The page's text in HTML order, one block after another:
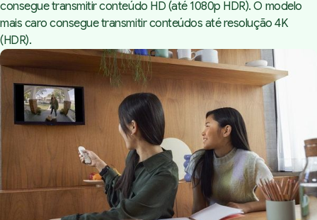
consegue transmitir conteúdo HD (até 1080p HDR). O modelo
mais caro consegue transmitir conteúdos até resolução 4K
(HDR).